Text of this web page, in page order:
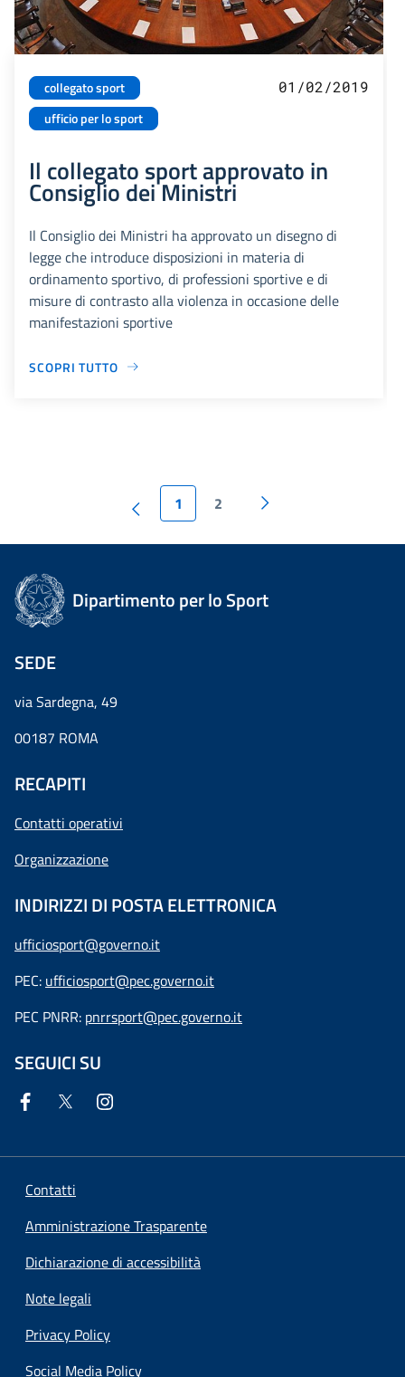
collegato sport
ufficio per lo sport
01/02/2019
Il collegato sport approvato in
Consiglio dei Ministri
Il Consiglio dei Ministri ha approvato un disegno di
legge che introduce disposizioni in materia di
ordinamento sportivo, di professioni sportive e di
misure di contrasto alla violenza in occasione delle
manifestazioni sportive
SCOPRI TUTTO
1 2
Dipartimento per lo Sport
SEDE
via Sardegna, 49
00187 ROMA
RECAPITI
Contatti operativi
Organizzazione
INDIRIZZI DI POSTA ELETTRONICA
ufficiosport@governo.it
PEC: ufficiosport@pec.governo.it
PEC PNRR: pnrrsport@pec.governo.it
SEGUICI SU
Contatti
Amministrazione Trasparente
Dichiarazione di accessibilità
Note legali
Privacy Policy
Social Media Policy